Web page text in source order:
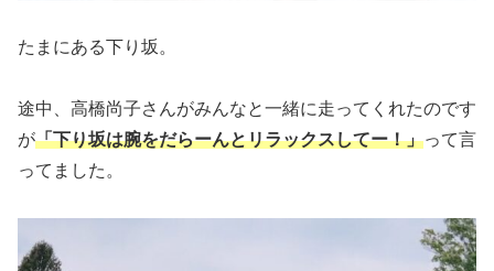
たまにある下り坂。
途中、高橋尚子さんがみんなと一緒に走ってくれたのです
が「下り坂は腕をだらーんとリラックスしてー！」って言
ってました。